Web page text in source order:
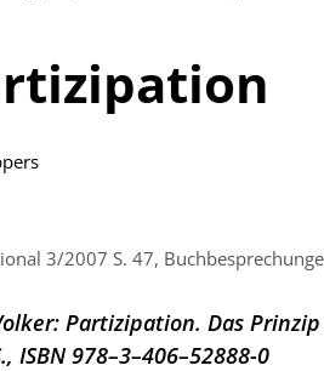
3/2007 S. 47,
Partizipation. Das
ISBN 978–3–406–52888-0